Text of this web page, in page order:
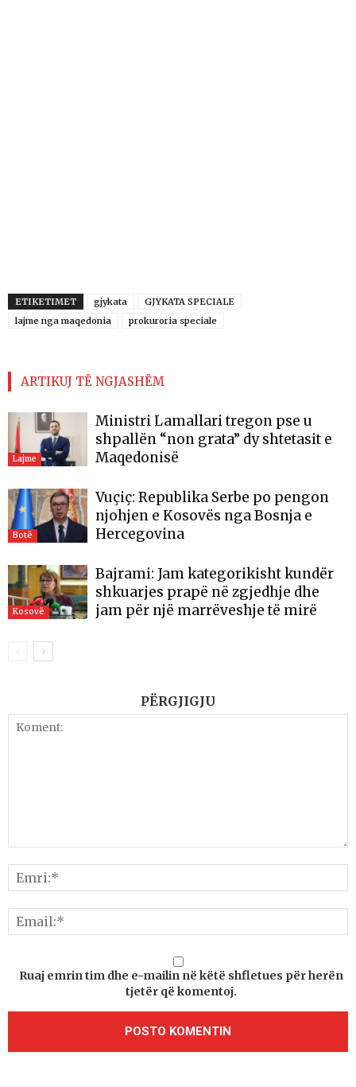
ETIKETIMET gjykata
GJYKATA SPECIALE
lajme nga maqedonia
prokuroria speciale
ARTIKUJ TË NGJASHËM
Lajme
Ministri Lamallari tregon pse u
shpallën “non grata” dy shtetasit e
Maqedonisë
Botë
Vuçiç: Republika Serbe po pengon
njohjen e Kosovës nga Bosnja e
Hercegovina
Kosovë
Bajrami: Jam kategorikisht kundër
shkuarjes prapë në zgjedhje dhe
jam për një marrëveshje të mirë
PËRGJIGJU
Ruaj emrin tim dhe e-mailin në këtë shfletues për herën
tjetër që komentoj.